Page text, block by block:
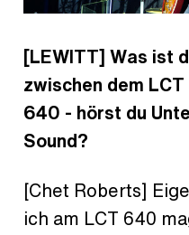
[LEWITT] Was ist
zwischen dem
640 - hörst du
Sound?
[Chet Roberts]
ich am LCT 640